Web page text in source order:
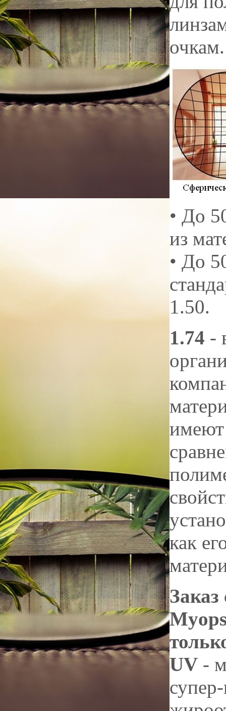
очкам.
• До
из
• До
1.50.
1.74 -
как
UV -